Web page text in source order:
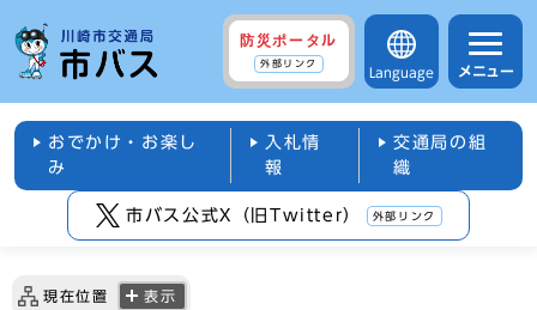
防災ポータル
外部リンク
Language メニュー
おでかけ・お楽し
み
入札情
報
交通局の組
織
市バス公式X（旧Twitter） 外部リンク
現在位置 表示